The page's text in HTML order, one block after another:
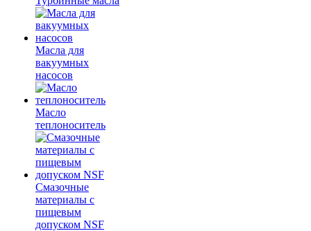
Масла для
вакуумных
насосов
Масло
теплоноситель
Смазочные
материалы с
пищевым
допуском NSF